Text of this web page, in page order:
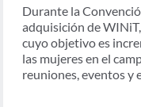
Durante la
adquisición de
cuyo objetivo es
las mujeres en el
reuniones, eventos y